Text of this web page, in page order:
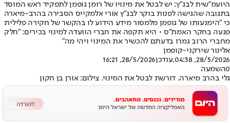
היועמ"שית לבג"ץ: יש לבטל את מינויו של רומן גופמן לתפקיד ראש המוסד
בתגובה שהגישה לפנות בוקר לבג"ץ אורי אלמקייס הסבירה בהרב-מיארה
כי "הימנעותו של גופמן מלמסור מידע הידוע לו בהקשר של חקירה פלילית
פגעה בחקר האמת"ס • היא תקפה את חברי הוועדה למינוי בכירים: "חלק
מחברי הרוב גמרו בדעתם להכשיר את המינוי ויהי מה"
אלינור שירקני-קופמן
28/5/2026, 04:38
,עודכן28/5/2026, 16:21
0השמעה
גלי בהרב מיארה. דורשת לבטל את המינוי. צילום: אורן בן חקון